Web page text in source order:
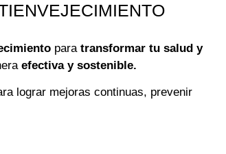
para transformar tu salud y
efectiva y sostenible.
lograr mejoras continuas, prevenir